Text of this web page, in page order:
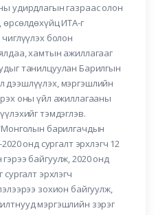
удирдлагын газраас олон
ИТА-г
болон
хамтын ажиллагааг
танилцуулан Барилгын
дээшлүүлэх, мэргэшлийн
оны үйл ажиллагааны
тэмдэглэв.
барилгачдын
онд сургалт эрхлэгч 12
байгуулж, 2020 онд
эрхлэгч
зохион байгуулж,
мэргэшлийн зэрэг